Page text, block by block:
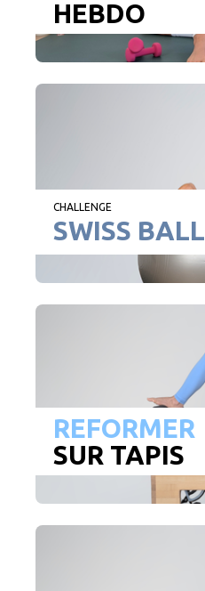
HEBDO
CHALLENGE
SWISS BALL
REFORMER
SUR TAPIS